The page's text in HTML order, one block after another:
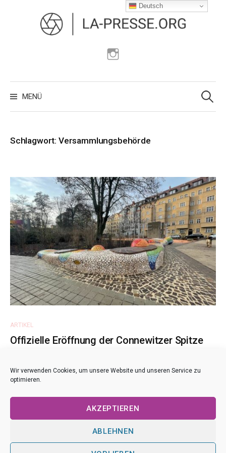
Wir verwenden Cookies, um unsere Website und unseren Service zu
optimieren.
AKZEPTIEREN
ABLEHNEN
überspringen
MENÜ
Suchen
nach:
Schlagwort: Versammlungsbehörde
ARTIKEL
Offizielle Eröffnung der Connewitzer Spitze
Spitze“ offiziell eröffnet. Neben Ordnungs- und
Baubürgermeister waren zahlreiche Politiker*innen un...
Deutsch